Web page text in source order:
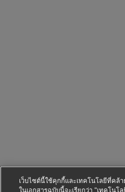
เว็บไซต์นี้ใช้คุกกี้และเทคโนโลยีที่คล้
ในเอกสารฉบับนี้จะเรียกว่า "เทคโนโ